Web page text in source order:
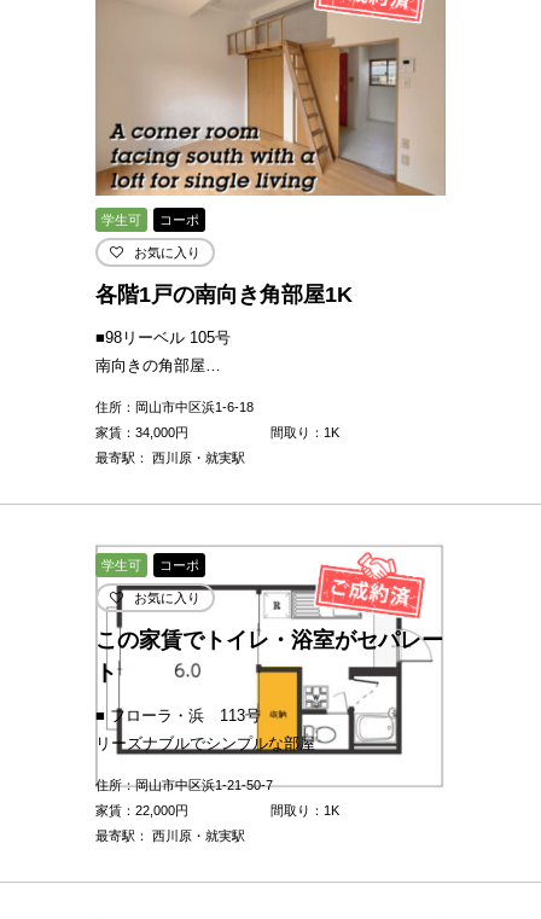
学生可 コーポ
お気に入り
各階1戸の南向き角部屋1K
■98リーベル 105号
南向きの角部屋…
住所：岡山市中区浜1-6-18
家賃： 34,000円
間取り：1K
最寄駅： 西川原・就実駅
学生可 コーポ
お気に入り
この家賃でトイレ・浴室がセパレー
ト
■ フローラ・浜 113号
リーズナブルでシンプルな部屋
住所：岡山市中区浜1-21-50-7
家賃： 22,000円
間取り：1K
最寄駅： 西川原・就実駅